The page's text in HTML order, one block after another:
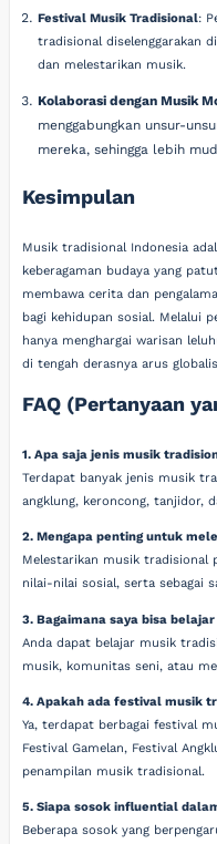
Festival Musik Tradisional:
tradisional diselenggarakan
dan melestarikan musik.
Kolaborasi dengan Musik
menggabungkan unsur-
mereka, sehingga lebih
Kesimpulan
Musik tradisional Indonesia
keberagaman budaya yang
membawa cerita dan
bagi kehidupan sosial. Melalui
hanya menghargai warisan
di tengah derasnya arus
FAQ (Pertanyaan
1. Apa saja jenis musik
Terdapat banyak jenis musik
angklung, keroncong, tanjidor,
2. Mengapa penting untuk
Melestarikan musik tradisional
nilai-nilai sosial, serta sebagai
3. Bagaimana saya bisa
Anda dapat belajar musik
musik, komunitas seni, atau
4. Apakah ada festival musik
Ya, terdapat berbagai festival
Festival Gamelan, Festival
penampilan musik tradisional.
5. Siapa sosok influential
Beberapa sosok yang